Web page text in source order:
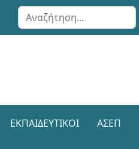
Αναζήτηση...
ΕΚΠΑΙΔΕΥΤΙΚΟΊ ΑΣΕΠ